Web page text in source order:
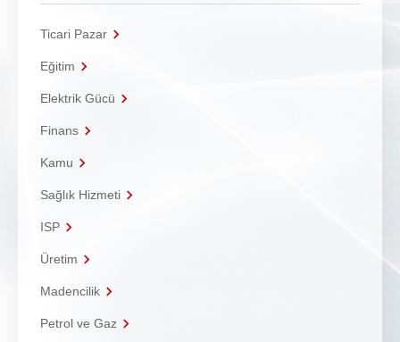
Ticari Pazar
Eğitim
Elektrik Gücü
Finans
Kamu
Sağlık Hizmeti
ISP
Üretim
Madencilik
Petrol ve Gaz